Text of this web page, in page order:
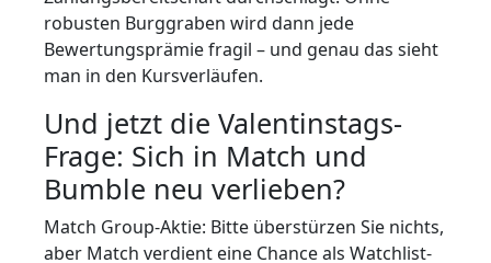
robusten Burggraben wird dann jede
Bewertungsprämie fragil – und genau das sieht
man in den Kursverläufen.
Und jetzt die Valentinstags-
Frage: Sich in Match und
Bumble neu verlieben?
Match Group-Aktie: Bitte überstürzen Sie nichts,
aber Match verdient eine Chance als Watchlist-